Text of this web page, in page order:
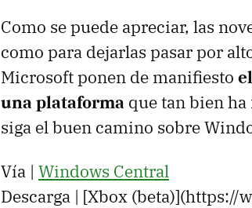
Como se puede apreciar, las
como para dejarlas pasar por
Microsoft ponen de manifiesto
una plataforma que tan bien
siga el buen camino sobre
Vía | Windows Central
Descarga | [Xbox